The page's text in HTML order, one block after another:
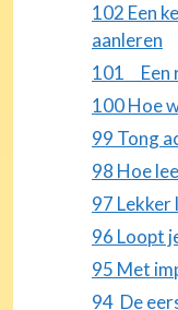
102 Een
aanleren
101 Een
100 Hoe
99 Tong
98 Hoe
97
96 Loopt
95 Met
94 De